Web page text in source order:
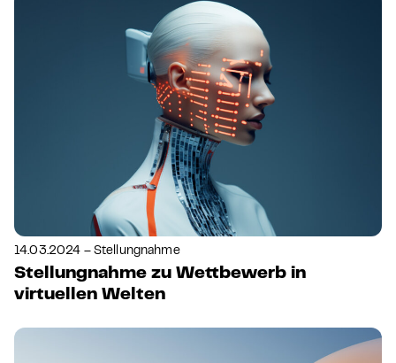
14.03.2024 – Stellungnahme
Stellungnahme zu Wettbewerb in
virtuellen Welten